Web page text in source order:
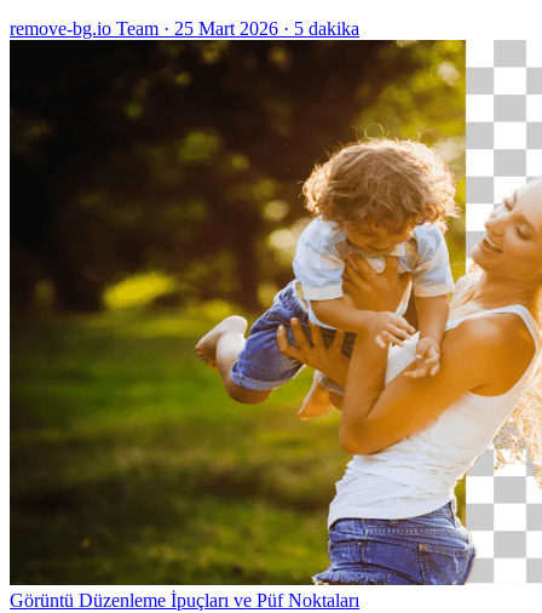
remove-bg.io Team · 25 Mart 2026 · 5 dakika
Görüntü Düzenleme İpuçları ve Püf Noktaları